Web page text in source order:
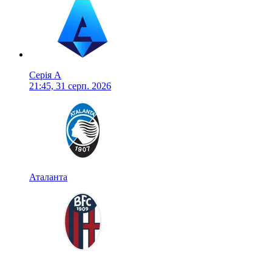
Серія А
21:45, 31 серп. 2026
Аталанта